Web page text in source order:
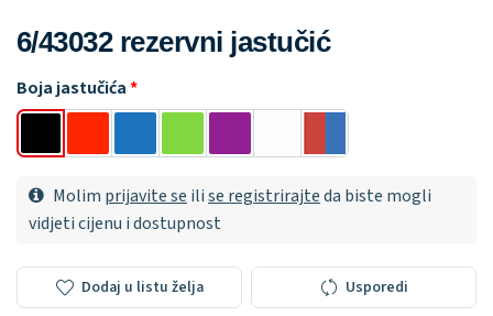
6/43032 rezervni jastučić
Boja jastučića
Molim prijavite se ilise registrirajteda biste mogli
vidjeti cijenu i dostupnost
Dodaj u listu želja Usporedi